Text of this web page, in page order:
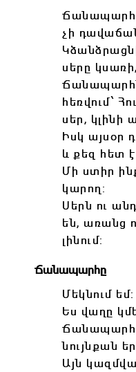
չի
սերը
հեռվում՝
սեր, կլինի
Իսկ այսօր
և քեզ հետ
Մի ստիր
կարող:
Սերն ու
են, առանց
լինում:
Ճանապարհը
Մեկնում եմ:
Ես վաղը
նույնքան
Այն